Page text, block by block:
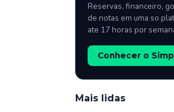
Reservas, financeiro,
de notas em uma so
ate 17 horas por
Conhecer o
Mais lidas